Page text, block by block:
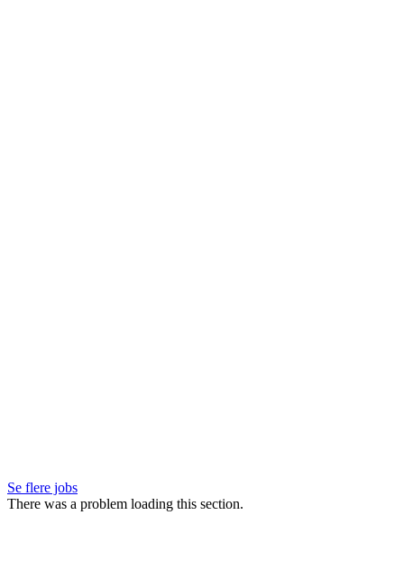
Se flere jobs
There was a problem loading this section.